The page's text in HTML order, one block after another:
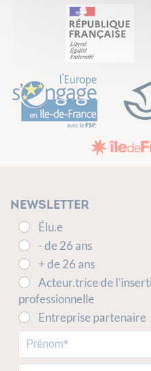
Newsletter
Élu.e
- de 26 ans
+ de 26 ans
Acteur.trice de
professionnelle
Entreprise partenaire